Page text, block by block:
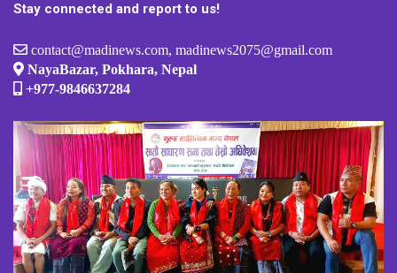
Stay connected and report to us!
contact@madinews.com, madinews2075@gmail.com
NayaBazar, Pokhara, Nepal
+977-9846637284